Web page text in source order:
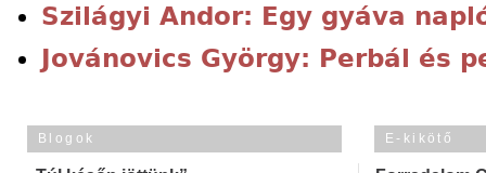
Szilágyi Andor: Egy gyáva
Jovánovics György: Perbál és
Blogok E-kikötő